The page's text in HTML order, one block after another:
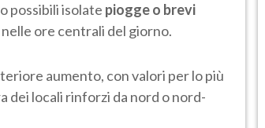
possibili isolate piogge o brevi
ore centrali del giorno.
aumento, con valori per lo più
dei locali rinforzi da nord o nord-